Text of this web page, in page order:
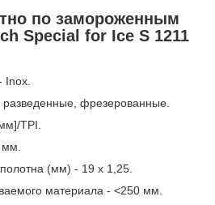
по замороженным
Special for Ice S 1211
Inox.
разведенные, фрезерованные.
TPI.
мм.
(мм) - 19 x 1,25.
материала - <250 мм.